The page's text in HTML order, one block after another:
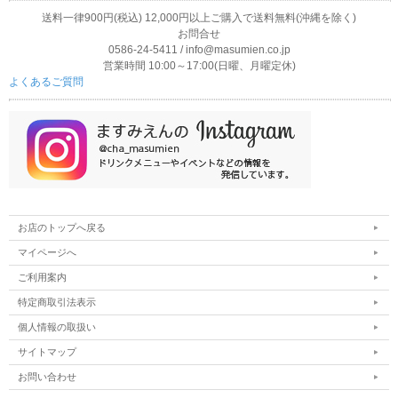
送料一律900円(税込) 12,000円以上ご購入で送料無料(沖縄を除く)
お問合せ
0586-24-5411 / info@masumien.co.jp
営業時間 10:00～17:00(日曜、月曜定休)
よくあるご質問
お店のトップへ戻る
マイページへ
ご利用案内
特定商取引法表示
個人情報の取扱い
サイトマップ
お問い合わせ